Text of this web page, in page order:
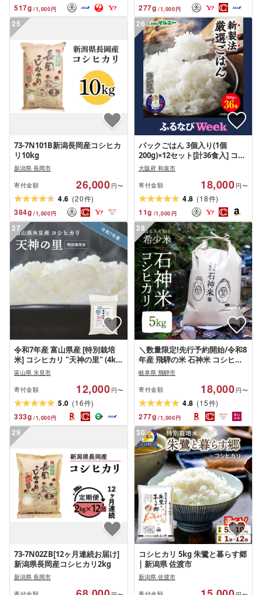
517g /1,000円 277g /1,000円
25
73-7N101B新潟長岡産コシヒカ
リ10kg
新潟県 長岡市
寄付金額 26,000 円〜
4.6 (20件)
384g /1,000円
26
パックごはん 3個入り(1個
200g)×12セット[計36食入] コシ
ヒカリ(特) 長期保存
大阪府 和泉市
寄付金額 18,000 円〜
4.8 (18件)
11g /1,000 円
27
令和7年産 富山県産 [特別栽培
米] コシヒカリ "天神の里" (4kg
5kg から選べる) | お米 白米 精
米 氷見 富山 米 国産 特別栽培
4kg 2kg 小分け 5kg エコファー
マー 数量限定 コシヒカリ こし
ひかり 特別栽培米 安心 環境に
やさしい 無洗米 選べる
富山県 氷見市
寄付金額 12,000 円〜
5.0 (16件)
333g /1,000円
28
＼数量限定!先行予約開始/令和8
年産 飛騨の米 石神米 コシヒカ
リ5kg 特Aランク / 新米 こしひ
かり 白米 米 コメ こめ ご飯 精米
ごはん 石神 2026年 新米 飛騨市
岐阜県 飛騨市
寄付金額 18,000 円〜
4.8 (15件)
277g /1,000円
29
73-7N02ZB[12ヶ月連続お届け]
新潟県長岡産コシヒカリ2kg
新潟県 長岡市
30
コシヒカリ 5kg 朱鷺と暮らす郷
| 新潟県 佐渡市
新潟県 佐渡市